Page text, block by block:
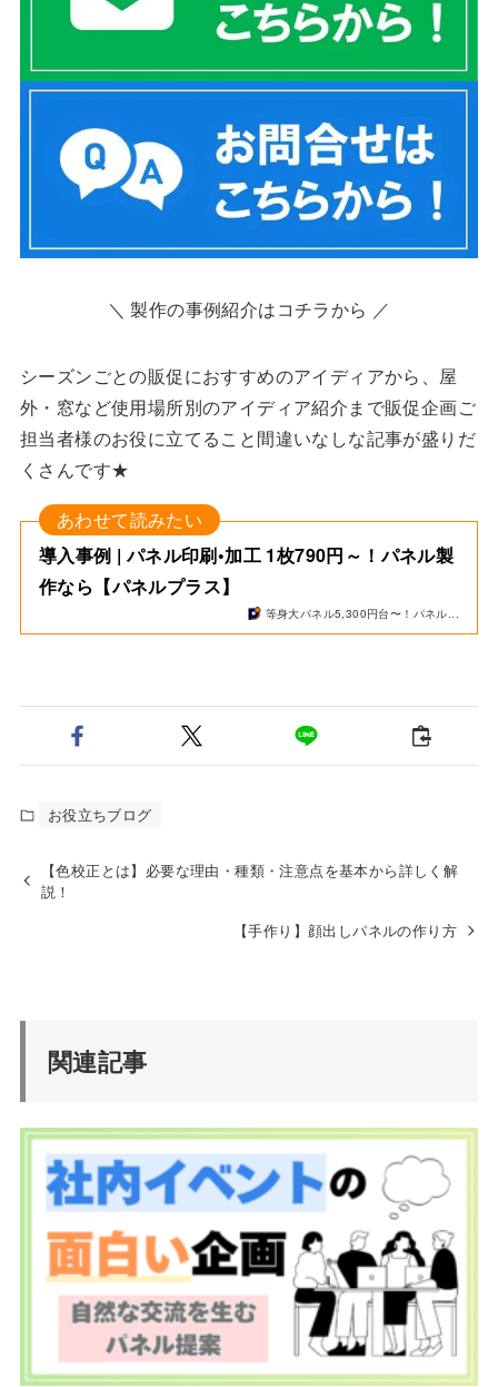
＼ 製作の事例紹介はコチラから ／
シーズンごとの販促におすすめのアイディアから、屋
外・窓など使用場所別のアイディア紹介まで販促企画ご
担当者様のお役に立てること間違いなしな記事が盛りだ
くさんです★
導入事例 | パネル印刷•加工 1枚790円～！パネル製
作なら【パネルプラス】
等身大パネル5,300円台〜！パネル...
お役立ちブログ
【色校正とは】必要な理由・種類・注意点を基本から詳しく解
説！
【手作り】顔出しパネルの作り方
関連記事